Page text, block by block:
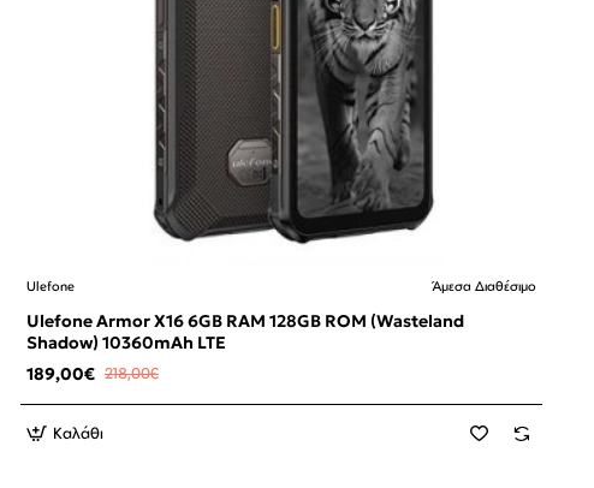
Ulefone Άμεσα Διαθέσιμο
Ulefone Armor X16 6GB RAM 128GB ROM (Wasteland
Shadow) 10360mAh LTE
189,00€ 218,00€
Καλάθι